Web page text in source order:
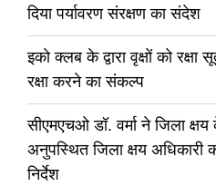
दिया पर्यावरण संरक्षण का संदेश
इको क्लब के द्वारा वृक्षों को रक्षा
रक्षा करने का संकल्प
सीएमएचओ डॉ. वर्मा ने जिला क्षय
अनुपस्थित जिला क्षय अधिकारी
निर्देश